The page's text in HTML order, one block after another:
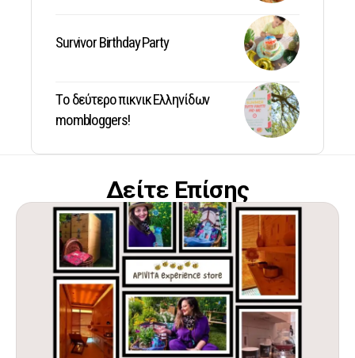
Survivor Birthday Party
Tο δεύτερο πικνικ Ελληνίδων
mombloggers!
Δείτε Επίσης